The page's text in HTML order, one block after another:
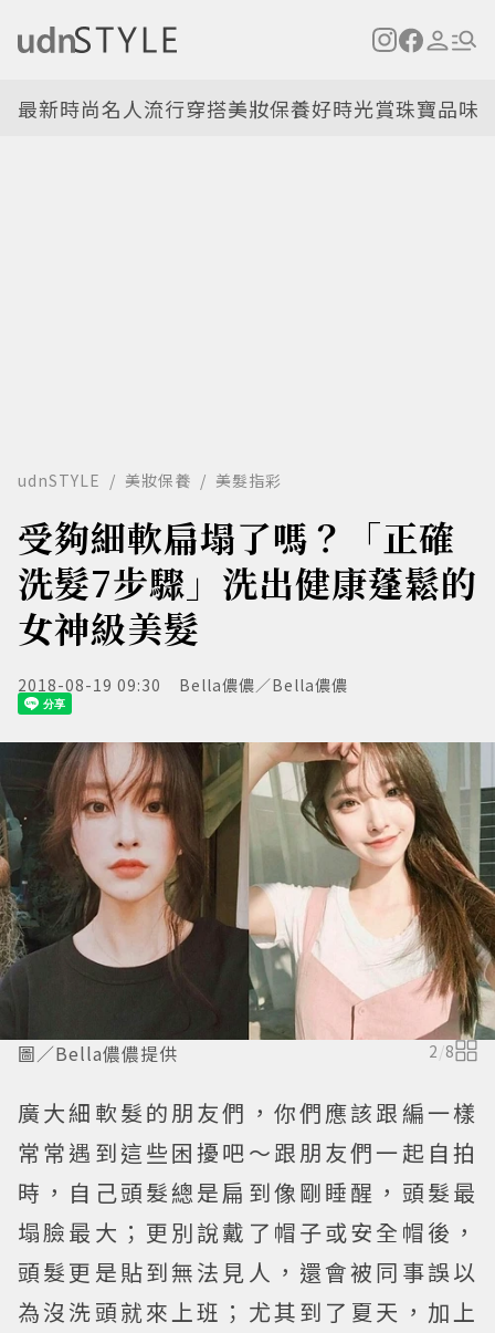
最新時尚名人流行穿搭美妝保養好時光賞珠寶品味
udnSTYLE 美妝保養 美髮指彩
受夠細軟扁塌了嗎？「正確
洗髮7步驟」洗出健康蓬鬆的
女神級美髮
2018-08-19 09:30 Bella儂儂／Bella儂儂
圖／Bella儂儂提供 2 /8
廣大細軟髮的朋友們，你們應該跟編一樣
常常遇到這些困擾吧～跟朋友們一起自拍
時，自己頭髮總是扁到像剛睡醒，頭髮最
塌臉最大；更別說戴了帽子或安全帽後，
頭髮更是貼到無法見人，還會被同事誤以
為沒洗頭就來上班；尤其到了夏天，加上